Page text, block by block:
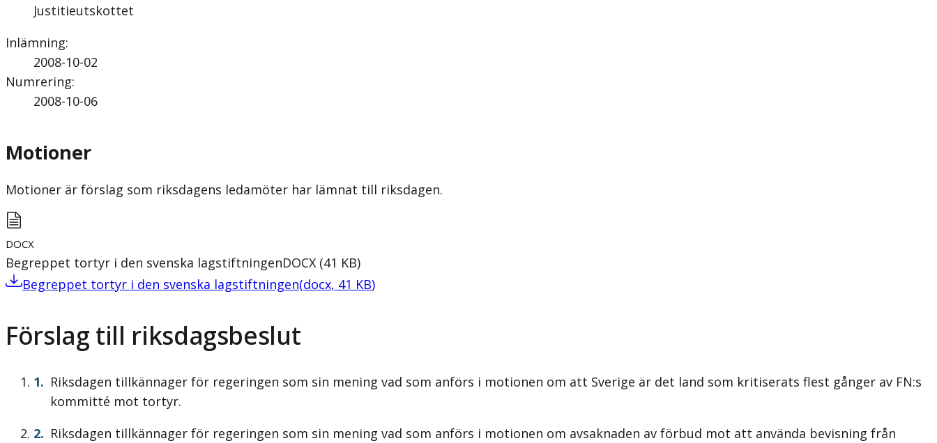
Justitieutskottet
Inlämning:
2008-10-02
Numrering:
2008-10-06
Motioner
Motioner är förslag som riksdagens ledamöter har lämnat till riksdagen.
DOCX
Begreppet tortyr i den svenska lagstiftningenDOCX (41 KB)
Begreppet tortyr i den svenska lagstiftningen(docx, 41 KB)
Förslag till riksdagsbeslut
Riksdagen tillkännager för regeringen som sin mening vad som anförs i motionen om att Sverige är det land som kritiserats flest gånger av FN:s
kommitté mot tortyr.
Riksdagen tillkännager för regeringen som sin mening vad som anförs i motionen om avsaknaden av förbud mot att använda bevisning från